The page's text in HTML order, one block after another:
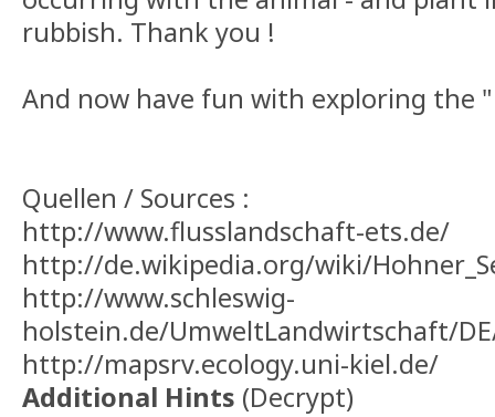
rubbish. Thank you !
And now have fun with exploring the
Quellen / Sources :
http://www.flusslandschaft-ets.de/
http://de.wikipedia.org/wiki/
http://www.schleswig-
holstein.de/UmweltLandwirtschaft/
http://mapsrv.ecology.uni-kiel.de/
Additional Hints (Decrypt)